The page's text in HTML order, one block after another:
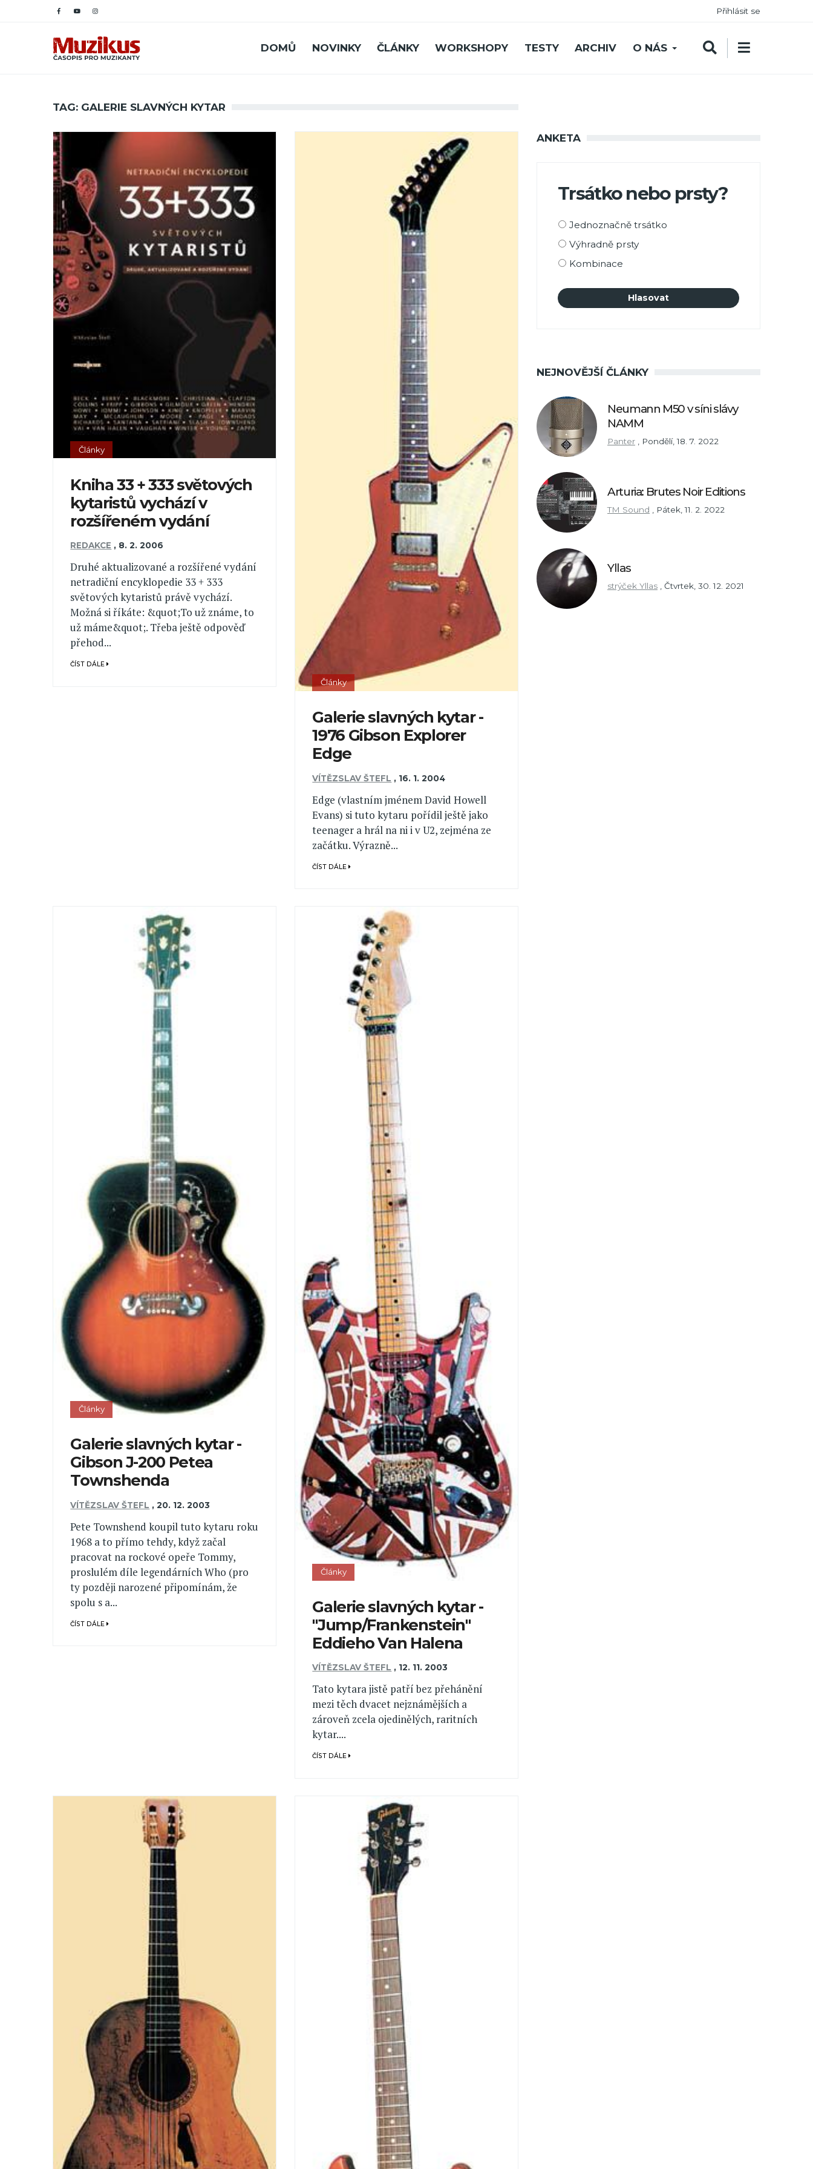
Přihlásit se
DOMŮ NOVINKY ČLÁNKY WORKSHOPY TESTY ARCHIV O NÁS
TAG: GALERIE SLAVNÝCH KYTAR
Články
Kniha 33 + 333 světových
kytaristů vychází v
rozšířeném vydání
REDAKCE , 8. 2. 2006
Druhé aktualizované a rozšířené vydání
netradiční encyklopedie 33 + 333
světových kytaristů právě vychází.
Možná si říkáte: &quot;To už známe, to
už máme&quot;. Třeba ještě odpověď
přehod...
ČÍST DÁLE
Články
Galerie slavných kytar -
1976 Gibson Explorer
Edge
VÍTĚZSLAV ŠTEFL , 16. 1. 2004
Edge (vlastním jménem David Howell
Evans) si tuto kytaru pořídil ještě jako
teenager a hrál na ni i v U2, zejména ze
začátku. Výrazně...
ČÍST DÁLE
Články
Galerie slavných kytar -
Gibson J-200 Petea
Townshenda
VÍTĚZSLAV ŠTEFL ,20. 12. 2003
Pete Townshend koupil tuto kytaru roku
1968 a to přímo tehdy, když začal
pracovat na rockové opeře Tommy,
proslulém díle legendárních Who (pro
ty později narozené připomínám, že
spolu s a...
ČÍST DÁLE
Články
Galerie slavných kytar -
"Jump/Frankenstein"
Eddieho Van Halena
VÍTĚZSLAV ŠTEFL , 12. 11. 2003
Tato kytara jistě patří bez přehánění
mezi těch dvacet nejznámějších a
zároveň zcela ojedinělých, raritních
kytar....
ČÍST DÁLE
ANKETA
Trsátko nebo prsty?
Možnosti
Jednoznačně trsátko
Výhradně prsty
Kombinace
NEJNOVĚJŠÍ ČLÁNKY
Neumann M50 v síni slávy
NAMM
Panter Pondělí, 18. 7. 2022
Arturia: Brutes Noir Editions
TM Sound Pátek, 11. 2. 2022
Yllas
strýček Yllas Čtvrtek, 30. 12. 2021